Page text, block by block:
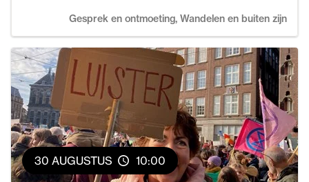
Gesprek en ontmoeting, Wandelen en buiten zijn
30 AUGUSTUS 10:00